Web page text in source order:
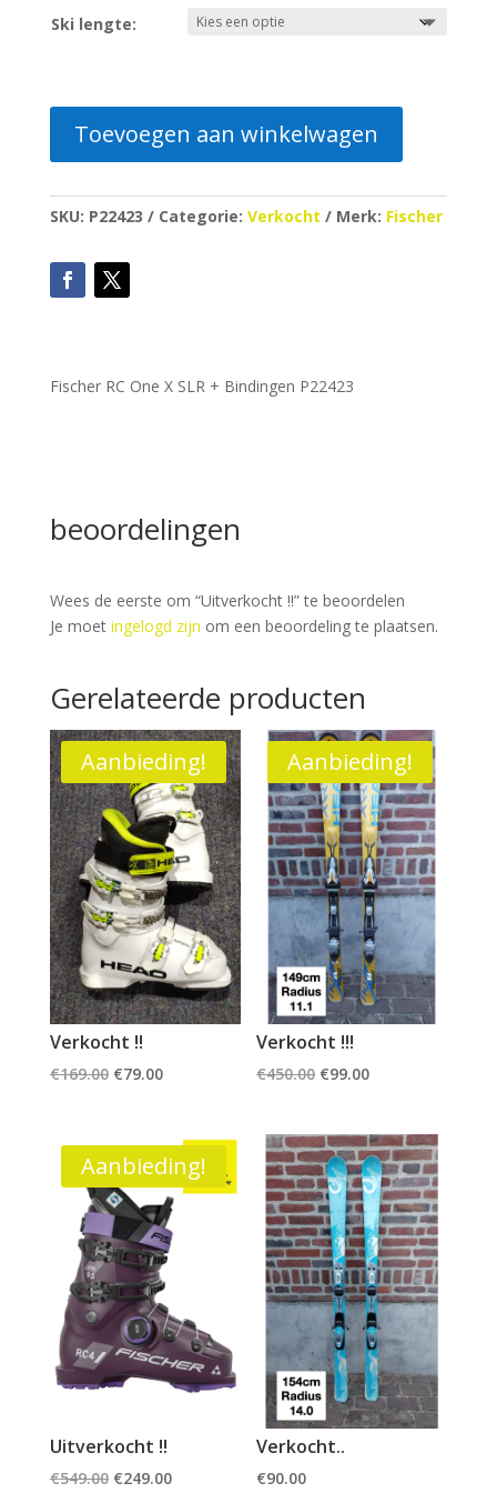
was:
€379.00.
is:
€199.00.
Ski lengte:
Toevoegen aan winkelwagen
SKU: P22423 Categorie: Verkocht Merk: Fischer
Fischer RC One X SLR + Bindingen P22423
beoordelingen
Wees de eerste om “Uitverkocht !!” te beoordelen
Je moet ingelogd zijn om een beoordeling te plaatsen.
Gerelateerde producten
Aanbieding!
Verkocht !!
€169.00 Oorspronkelijke
€169.00.
€79.00Huidige
€79.00.
Aanbieding!
Verkocht !!!
€450.00 Oorspronkelijke
was:
€450.00.
€99.00Huidige
is:
€99.00.
Aanbieding!
Uitverkocht !!
€549.00 Oorspronkelijke
€249.00Huidige
Verkocht..
€90.00